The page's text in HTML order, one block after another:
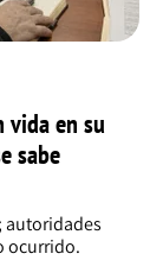
vida en su
sabe
autoridades
ocurrido.